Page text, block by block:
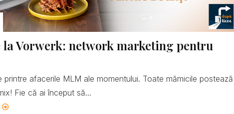
Vorwerk: network marketing pentru
printre afacerile MLM ale momentului. Toate mămicile postează
Fie că ai început să...